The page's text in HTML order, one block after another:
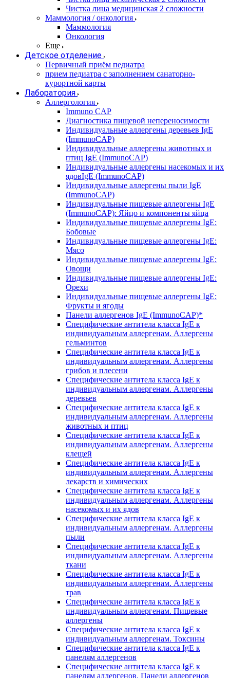
Чистка лица медицинская 2 сложности
Маммология / онкология
Маммология
Онкология
Еще
Детское отделение
Первичный приём педиатра
прием педиатра с заполнением санаторно-
курортной карты
Лаборатория
Аллергология
Immuno CAP
Диагностика пищевой непереносимости
Индивидуальные аллергены деревьев IgE
(ImmunoCAP)
Индивидуальные аллергены животных и
птиц IgE (ImmunoCAP)
Индивидуальные аллергены насекомых и их
ядовIgE (ImmunoCAP)
Индивидуальные аллергены пыли IgE
(ImmunoCAP)
Индивидуальные пищевые аллергены IgE
(ImmunoCAP): Яйцо и компоненты яйца
Индивидуальные пищевые аллергены IgE:
Бобовые
Индивидуальные пищевые аллергены IgE:
Мясо
Индивидуальные пищевые аллергены IgE:
Овощи
Индивидуальные пищевые аллергены IgE:
Орехи
Индивидуальные пищевые аллергены IgE:
Фрукты и ягоды
Панели аллергенов IgE (ImmunoCAP)*
Специфические антитела класса IgE к
индивидуальным аллергенам. Аллергены
гельминтов
Специфические антитела класса IgE к
индивидуальным аллергенам. Аллергены
грибов и плесени
Специфические антитела класса IgE к
индивидуальным аллергенам. Аллергены
деревьев
Специфические антитела класса IgE к
индивидуальным аллергенам. Аллергены
животных и птиц
Специфические антитела класса IgE к
индивидуальным аллергенам. Аллергены
клещей
Специфические антитела класса IgE к
индивидуальным аллергенам. Аллергены
лекарств и химических
Специфические антитела класса IgE к
индивидуальным аллергенам. Аллергены
насекомых и их ядов
Специфические антитела класса IgE к
индивидуальным аллергенам. Аллергены
пыли
Специфические антитела класса IgE к
индивидуальным аллергенам. Аллергены
ткани
Специфические антитела класса IgE к
индивидуальным аллергенам. Аллергены
трав
Специфические антитела класса IgE к
индивидуальным аллергенам. Пищевые
аллергены
Специфические антитела класса IgE к
индивидуальным аллергенам. Токсины
Специфические антитела класса IgE к
панелям аллергенов
Специфические антитела класса IgE к
панелям аллергенов. Панели аллергенов